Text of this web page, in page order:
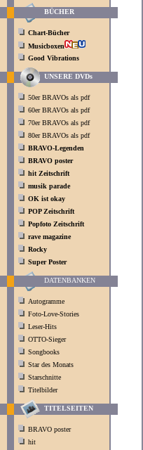
BÜCHER
Chart-Bücher
Musicboxen
Good Vibrations
UNSERE DVDs
50er BRAVOs als pdf
60er BRAVOs als pdf
70er BRAVOs als pdf
80er BRAVOs als pdf
BRAVO-Legenden
BRAVO poster
hit Zeitschrift
musik parade
OK ist okay
POP Zeitschrift
Popfoto Zeitschrift
rave magazine
Rocky
Super Poster
DATENBANKEN
Autogramme
Foto-Love-Stories
Leser-Hits
OTTO-Sieger
Songbooks
Star des Monats
Starschnitte
Titelbilder
TITELSEITEN
BRAVO poster
hit